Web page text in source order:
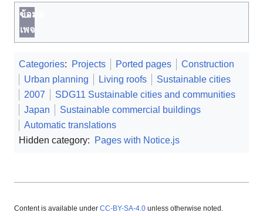
ข้อมูล
เพจ
Categories: Projects Ported pages
Construction
Urban planning
Living roofs
Sustainable cities
2007
SDG11 Sustainable cities and communities
Japan
Sustainable commercial buildings
Automatic translations
Hidden category:
Pages with Notice.js
Content is available under CC-BY-SA-4.0 unless otherwise noted.